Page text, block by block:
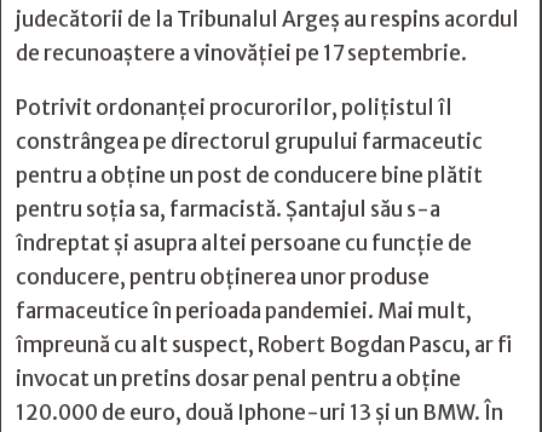
judecătorii de la Tribunalul Argeș au respins acordul
de recunoaștere a vinovăției pe 17 septembrie.
Potrivit ordonanței procurorilor, polițistul îl
constrângea pe directorul grupului farmaceutic
pentru a obține un post de conducere bine plătit
pentru soția sa, farmacistă. Șantajul său s-a
îndreptat și asupra altei persoane cu funcție de
conducere, pentru obținerea unor produse
farmaceutice în perioada pandemiei. Mai mult,
împreună cu alt suspect, Robert Bogdan Pascu, ar fi
invocat un pretins dosar penal pentru a obține
120.000 de euro, două Iphone-uri 13 și un BMW. În